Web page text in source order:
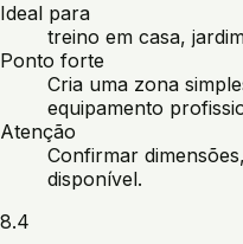
Ideal para
treino em casa,
Ponto forte
Cria uma zona
equipamento
Atenção
Confirmar
disponível.
8.4